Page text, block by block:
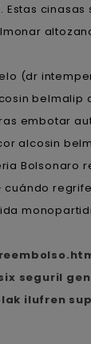
(dr
belmalip
embotar
alcosin
Bolsonaro
seguril
ilufren